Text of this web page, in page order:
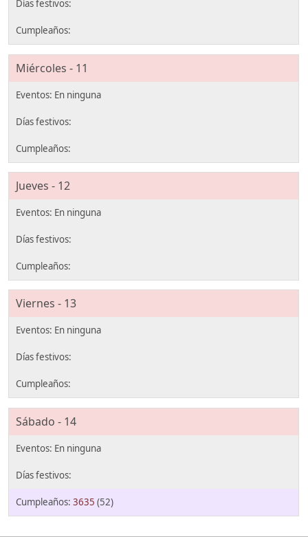
Miércoles - 11
Jueves - 12
Viernes - 13
Sábado - 14
3635 (52)